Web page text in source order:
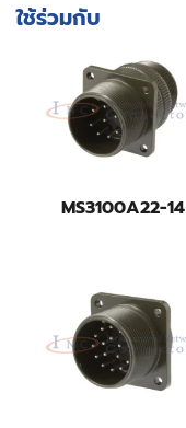
ใช้ร่วมกับ
MS3100A22-14